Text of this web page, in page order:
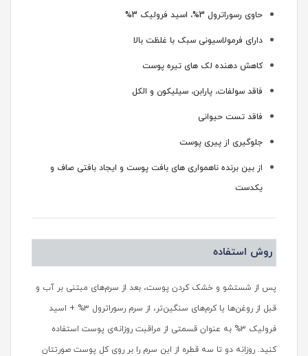
حاوی رسوراترول 3%، اسید فرولیک 3%
دارای فرمولاسیونی سبک با غلظت بالا
کاهش دهنده لک های تیره پوست
فاقد سولفات، پارابن، سیلیکون و الکل
فاقد تست حیوانی
جلوگیری از پیری پوست
از بین برنده ناهمواری های بافت پوست و ایجاد بافتی صاف و
یکدست
روش استفاده
پس از شستشو و خشک کردن پوست، بعد از سرم‌های مبتنی بر آب و
قبل از روغن‌ها یا کرم‌های سنگین‌تر، از سرم رسوراترول ۳% + اسید
فرولیک ۳% به عنوان قسمتی از مراقبت روزانه‌ی پوست استفاده
کنید. روزانه دو تا سه قطره از این سرم را بر روی کل پوست صورتتان